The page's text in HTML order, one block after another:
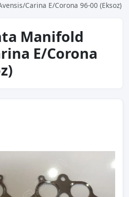
Carina E/Corona 96-00 (Eksoz)
Manifold
E/Corona